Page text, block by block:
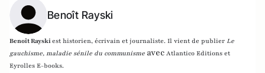
Benoît Rayski
Benoît Rayskiest historien, écrivain et journaliste. Il vient de publier Le
gauchisme, maladie sénile du communisme avec Atlantico Editions et
Eyrolles E-books.